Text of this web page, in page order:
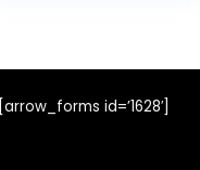
[arrow_forms id=’1628′]